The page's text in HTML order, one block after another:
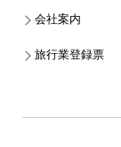
会社案内
旅行業登録票